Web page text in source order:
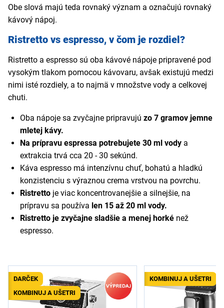
Obe slová majú teda rovnaký význam a označujú rovnaký
kávový nápoj.
Ristretto vs espresso, v čom je rozdiel?
Ristretto a espresso sú oba kávové nápoje pripravené pod
vysokým tlakom pomocou kávovaru, avšak existujú medzi
nimi isté rozdiely, a to najmä v množstve vody a celkovej
chuti.
Oba nápoje sa zvyčajne pripravujú zo 7 gramov jemne
mletej kávy.
Na prípravu espressa potrebujete 30 ml vody a
extrakcia trvá cca 20 - 30 sekúnd.
Káva espresso má intenzívnu chuť, bohatú a hladkú
konzistenciu s výraznou crema vrstvou na povrchu.
Ristretto je viac koncentrovanejšie a silnejšie, na
prípravu sa používa len 15 až 20 ml vody.
Ristretto je zvyčajne sladšie a menej horké než
espresso.
DARČEK
KOMBINUJ A UŠETRI
KOMBINUJ A UŠETRI